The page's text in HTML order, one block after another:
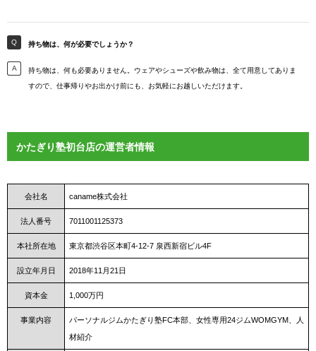
持ち物は、何が必要でしょうか？
持ち物は、何も必要ありません。ウェアやシューズや飲み物は、全て用意してありま
すので、仕事帰りやお出かけ前にも、お気軽にお越しいただけます。
かたぎり塾初台店の運営者情報
会社名 caname株式会社
法人番号 7011001125373
本社所在地 東京都渋谷区本町4-12-7 泉西新宿ビル4F
設立年月日 2018年11月21日
資本金 1,000万円
事業内容
パーソナルジムかたぎり塾FC本部、女性専用24ジムWOMGYM、人
材紹介